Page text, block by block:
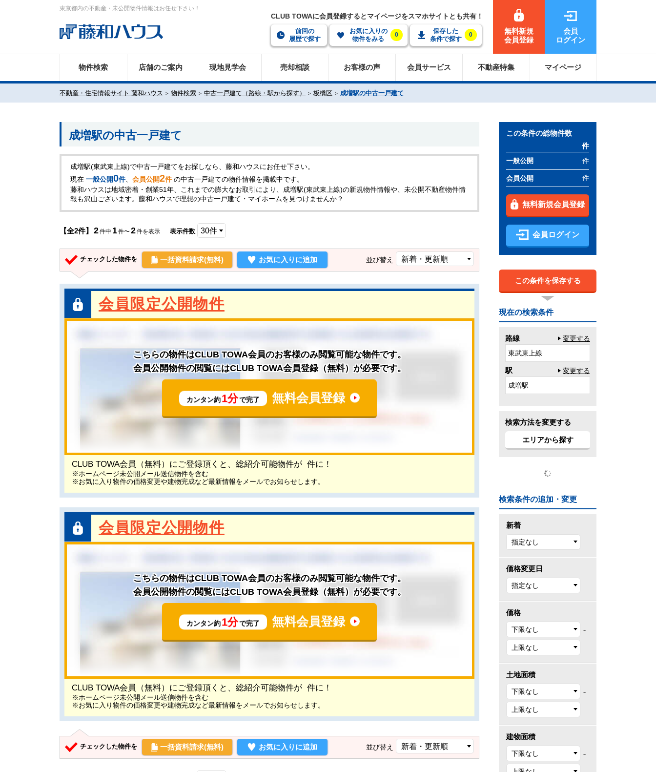
東京都内の不動産・未公開物件情報はお任せ下さい！
CLUB TOWAに会員登録するとマイページをスマホサイトとも共有！
前回の
履歴で探す
お気に入りの
物件をみる
0
保存した
条件で探す
0
無料新規
会員登録
会員
ログイン
物件検索 店舗のご案内 現地見学会 売却相談 お客様の声 会員サービス 不動産特集 マイページ
不動産・住宅情報サイト 藤和ハウス 物件検索 中古一戸建て（路線・駅から探す） 板橋区 成増駅の中古一戸建て
成増駅の中古一戸建て
成増駅(東武東上線)で中古一戸建てをお探しなら、藤和ハウスにお任せ下さい。
現在 一般公開0件、 会員公開2件 の中古一戸建ての物件情報を掲載中です。
藤和ハウスは地域密着・創業51年、これまでの膨大なお取引により、成増駅(東武東上線)の新規物件情報や、未公開不動産物件情
報も沢山ございます。藤和ハウスで理想の中古一戸建て・マイホームを見つけませんか？
【全2件】 2件中 1件〜2件を表示 表示件数
チェックした物件を 一括資料請求(無料) お気に入りに追加 並び替え
会員限定公開物件
こちらの物件はCLUB TOWA会員のお客様のみ閲覧可能な物件です。
会員公開物件の閲覧にはCLUB TOWA会員登録（無料）が必要です。
カンタン約1分で完了 無料会員登録
CLUB TOWA会員（無料）にご登録頂くと、総紹介可能物件が 件に！
※ホームページ未公開メール送信物件を含む
※お気に入り物件の価格変更や建物完成など最新情報をメールでお知らせします。
会員限定公開物件
こちらの物件はCLUB TOWA会員のお客様のみ閲覧可能な物件です。
会員公開物件の閲覧にはCLUB TOWA会員登録（無料）が必要です。
カンタン約1分で完了 無料会員登録
CLUB TOWA会員（無料）にご登録頂くと、総紹介可能物件が 件に！
※ホームページ未公開メール送信物件を含む
※お気に入り物件の価格変更や建物完成など最新情報をメールでお知らせします。
チェックした物件を 一括資料請求(無料) お気に入りに追加 並び替え
この条件の総物件数
件
一般公開 件
会員公開 件
無料新規会員登録
会員ログイン
この条件を保存する
現在の検索条件
路線
変更する
東武東上線
駅
変更する
成増駅
検索方法を変更する
エリアから探す
検索条件の追加・変更
新着
価格変更日
価格
～
土地面積
～
建物面積
～